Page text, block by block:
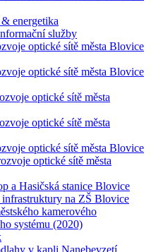
energetika
služby
optické sítě města Blovice
optické sítě města Blovice
optické sítě města
optické sítě města
optické sítě města Blovice
optické sítě města
a Hasičská stanice Blovice
na ZŠ Blovice
kamerového
systému (2020)
v kapli Nanebevzetí